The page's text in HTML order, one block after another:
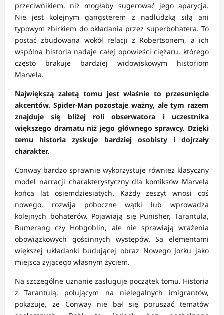
przeciwnikiem, niż mogłaby sugerować jego aparycja.
Nie jest kolejnym gangsterem z nadludzką siłą ani
typowym zbirkiem do okładania przez superbohatera. To
postać zbudowana wokół relacji z Robertsonem, a ich
wspólna historia nadaje całej opowieści ciężaru, którego
często brakuje bardziej widowiskowym historiom
Marvela.
Największą zaletą tomu jest właśnie to przesunięcie
akcentów. Spider-Man pozostaje ważny, ale tym razem
znajduje się bliżej roli obserwatora i uczestnika
większego dramatu niż jego głównego sprawcy. Dzięki
temu historia zyskuje bardziej osobisty i dojrzały
charakter.
Conway bardzo sprawnie wykorzystuje również klasyczny
model narracji charakterystyczny dla komiksów Marvela
końca lat osiemdziesiątych. Każdy zeszyt wnosi coś
nowego, rozwija poboczne wątki lub wprowadza
kolejnych bohaterów. Pojawiają się Punisher, Tarantula,
Bumerang czy Hobgoblin, ale nie sprawiają wrażenia
obowiązkowych gościnnych występów. Są elementami
większej układanki budującej obraz Nowego Jorku jako
miejsca żyjącego własnym życiem.
Na szczególne uznanie zasługuje początek tomu. Historia
z Tarantulą, polującym na nielegalnych imigrantów,
pokazuje, że Conway nie bał się poruszać tematów